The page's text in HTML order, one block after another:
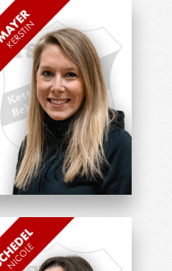
Kerstin Mayer
Übungsleiterin